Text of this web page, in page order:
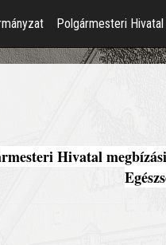
Polgármesteri Hivatal
Hivatal